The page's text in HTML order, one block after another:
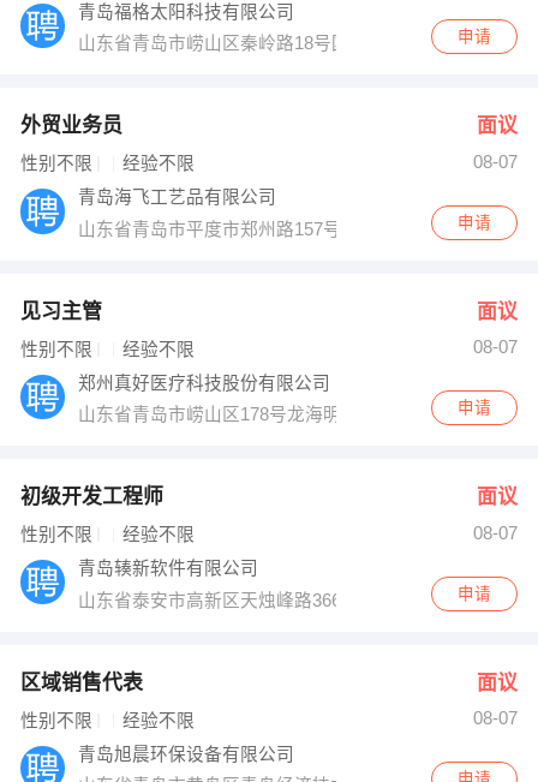
青岛福格太阳科技有限公司
山东省青岛市崂山区秦岭路18号国展财富中心3号楼东区
申请
外贸业务员 面议
性别不限 经验不限
08-07
青岛海飞工艺品有限公司
山东省青岛市平度市郑州路157号
申请
见习主管 面议
性别不限 经验不限
08-07
郑州真好医疗科技股份有限公司
山东省青岛市崂山区178号龙海明珠大厦3号楼西单元
申请
初级开发工程师 面议
性别不限 经验不限
08-07
青岛辏新软件有限公司
山东省泰安市高新区天烛峰路366号3号楼3303室申请
区域销售代表 面议
性别不限 经验不限
08-07
青岛旭晨环保设备有限公司